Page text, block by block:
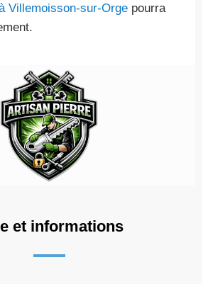
Villemoisson-sur-Orge pourra
et informations